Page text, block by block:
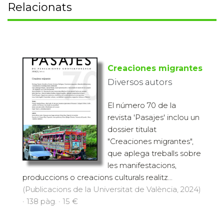
Relacionats
Creaciones migrantes
Diversos autors
El número 70 de la
revista 'Pasajes' inclou un
dossier titulat
"Creaciones migrantes",
que aplega treballs sobre
les manifestacions,
produccions o creacions culturals realitz...
(Publicacions de la Universitat de València, 2024)
· 138 pàg. · 15 €